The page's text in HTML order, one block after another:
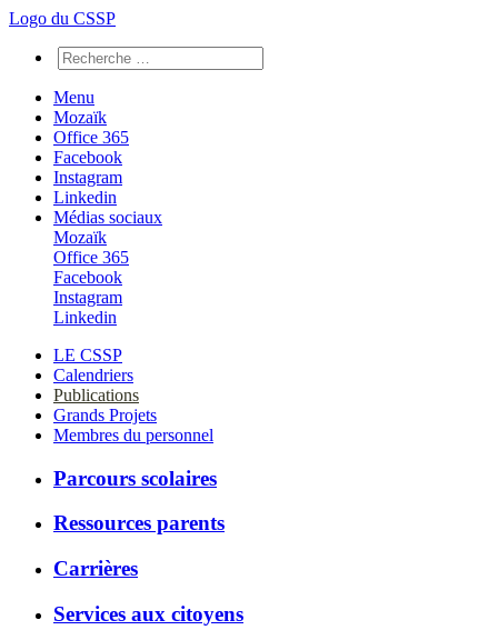
Logo du CSSP
Menu
Mozaïk
Office 365
Facebook
Instagram
Linkedin
Médias sociaux
Mozaïk
Office 365
Facebook
Instagram
Linkedin
LE CSSP
Calendriers
Publications
Grands Projets
Membres du personnel
Parcours scolaires
Ressources parents
Carrières
Services aux citoyens